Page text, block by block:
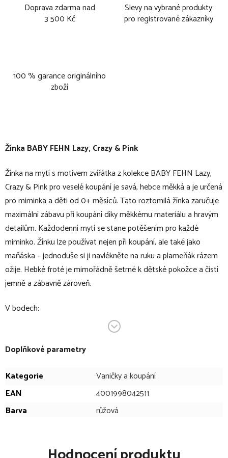
Doprava zdarma nad
3 500 Kč
Slevy na vybrané produkty
pro registrované zákazníky
100 % garance originálního
zboží
Žínka BABY FEHN Lazy, Crazy & Pink
Žínka na mytí s motivem zvířátka z kolekce BABY FEHN Lazy,
Crazy & Pink pro veselé koupání je savá, hebce měkká a je určená
pro miminka a děti od 0+ měsíců. Tato roztomilá žínka zaručuje
maximální zábavu při koupání díky měkkému materiálu a hravým
detailům. Každodenní mytí se stane potěšením pro každé
miminko. Žínku lze používat nejen při koupání, ale také jako
maňáska – jednoduše si ji navlékněte na ruku a plameňák rázem
ožije. Hebké froté je mimořádně šetrné k dětské pokožce a čistí
jemně a zábavně zároveň.
V bodech:
kolekce BABY FEHN Lazy, Crazy & Pink
ideální jako dárek k narození dítěte, narozeninám nebo
pro mytí i hraní při koupání
Doplňkové parametry
Kategorie
Vaničky a koupání
EAN
4001998042511
Barva
růžová